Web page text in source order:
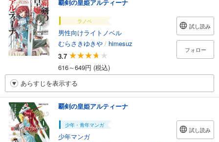
覇剣の皇姫アルティーナ
ラノベ
男性向けライトノベル
むらさきゆきや / himesuz
3.7
616～649円 (税込)
試し読み
フォロー
あらすじを表示する
覇剣の皇姫アルティーナ
少年・青年マンガ
少年マンガ
試し読み